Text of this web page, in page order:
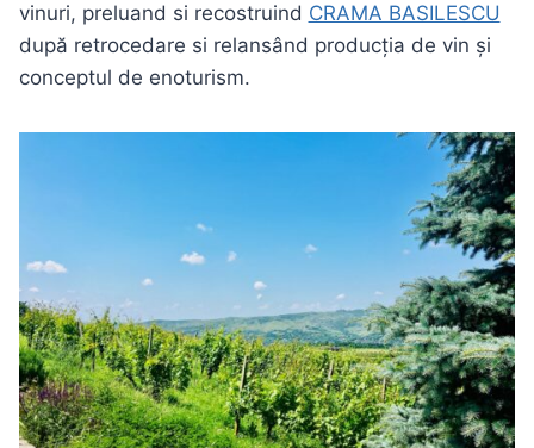
vinuri, preluand si recostruind CRAMA BASILESCU
după retrocedare si relansând producția de vin și
conceptul de enoturism.